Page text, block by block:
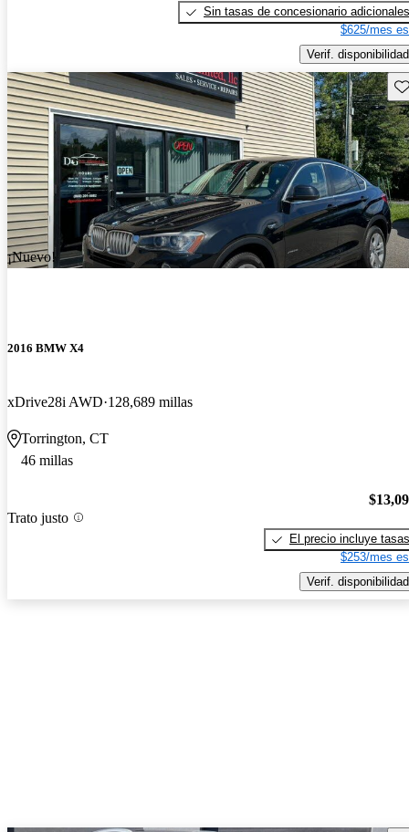
Sin tasas de concesionario adicionales
$625/mes
Verif. disponibilidad
¡Nuevo!
2016 BMW X4
xDrive28i AWD 128,689 millas
Torrington, CT
46 millas
Trato justo
El precio incluye tasas
$253/mes
Verif. disponibilidad